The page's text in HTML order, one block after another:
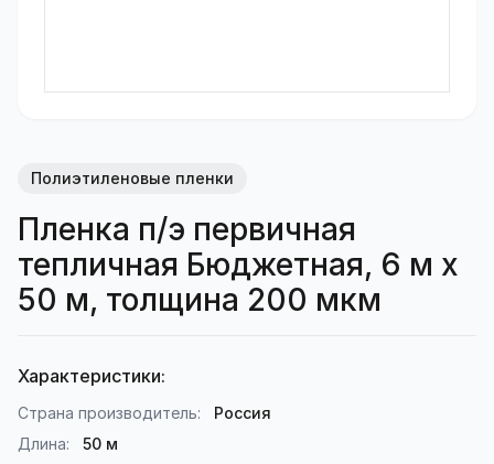
Полиэтиленовые пленки
Пленка п/э первичная
тепличная Бюджетная, 6 м х
50 м, толщина 200 мкм
Характеристики:
Страна производитель:
Россия
Длина:
50 м